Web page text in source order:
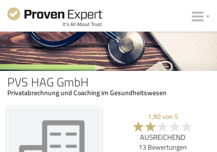
PVS HAG GmbH
Privatabrechnung und Coaching im Gesundheitswesen
1,90von 5
AUSREICHEND
13 Bewertungen